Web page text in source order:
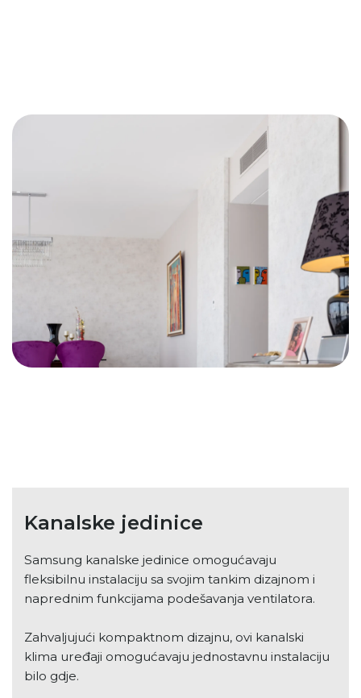
Kanalske jedinice
Samsung kanalske jedinice omogućavaju
fleksibilnu instalaciju sa svojim tankim dizajnom i
naprednim funkcijama podešavanja ventilatora.
Zahvaljujući kompaktnom dizajnu, ovi kanalski
klima uređaji omogućavaju jednostavnu instalaciju
bilo gdje.